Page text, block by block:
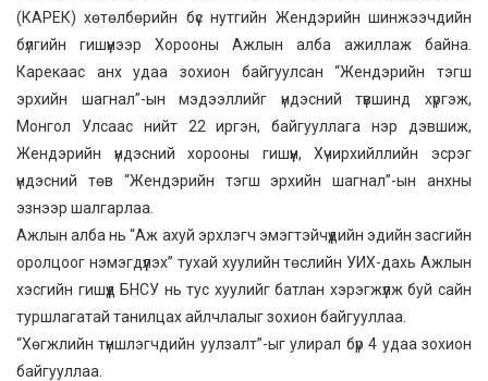
(КАРЕК) хөтөлбөрийн бүс нутгийн Жендэрийн шинжээчдийн
бүлгийн гишүүнээр Хорооны Ажлын алба ажиллаж байна.
Карекаас анх удаа зохион байгуулсан “Жендэрийн тэгш
эрхийн шагнал”-ын мэдээллийг үндэсний түвшинд хүргэж,
Монгол Улсаас нийт 22 иргэн, байгууллага нэр дэвшиж,
Жендэрийн үндэсний хорооны гишүүн, Хүчирхийллийн эсрэг
үндэсний төв “Жендэрийн тэгш эрхийн шагнал”-ын анхны
эзнээр шалгарлаа.
Ажлын алба нь “Аж ахуй эрхлэгч эмэгтэйчүүдийн эдийн засгийн
оролцоог нэмэгдүүлэх” тухай хуулийн төслийн УИХ-дахь Ажлын
хэсгийн гишүүд БНСУ нь тус хуулийг батлан хэрэгжүүлж буй сайн
туршлагатай танилцах айлчлалыг зохион байгууллаа.
“Хөгжлийн түншлэгчдийн уулзалт”-ыг улирал бүр 4 удаа зохион
байгууллаа.